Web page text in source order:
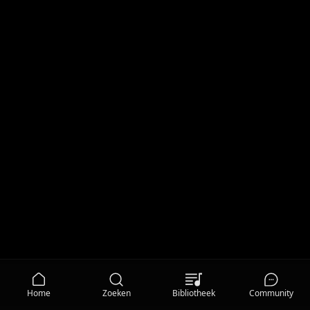
Home Zoeken Bibliotheek Community